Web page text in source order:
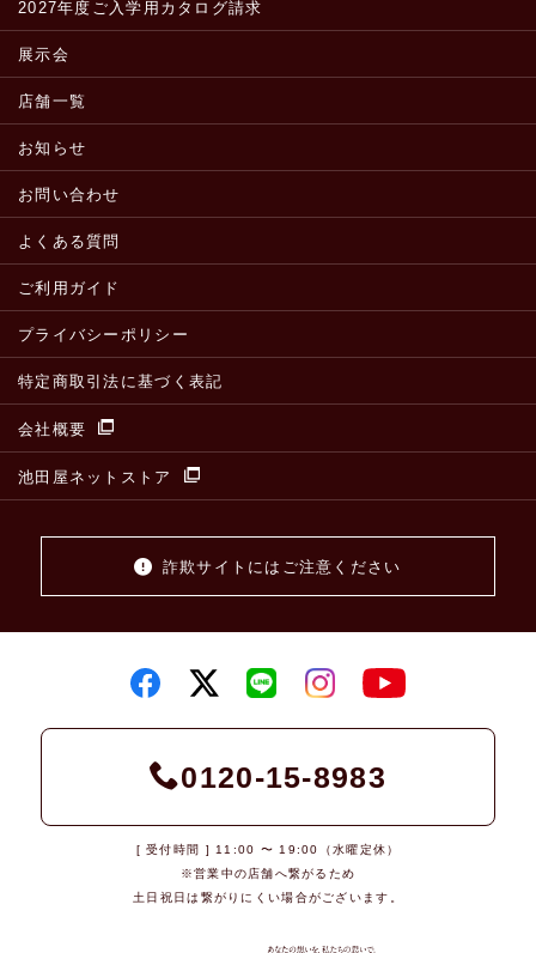
2027年度ご入学用カタログ請求
展示会
店舗一覧
お知らせ
お問い合わせ
よくある質問
ご利用ガイド
プライバシーポリシー
特定商取引法に基づく表記
会社概要
池田屋ネットストア
詐欺サイトにはご注意ください
0120-15-8983
[ 受付時間 ] 11:00 〜 19:00（水曜定休）
※営業中の店舗へ繋がるため
土日祝日は繋がりにくい場合がございます。